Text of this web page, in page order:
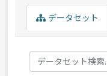
データセット